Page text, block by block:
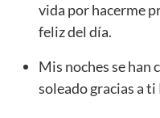
vida por hacerme
feliz del día.
Mis noches se han
soleado gracias a ti